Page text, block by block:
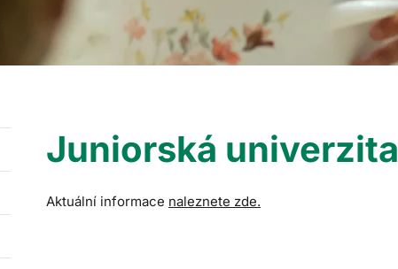
Juniorská univerzita
Aktuální informace naleznete zde.